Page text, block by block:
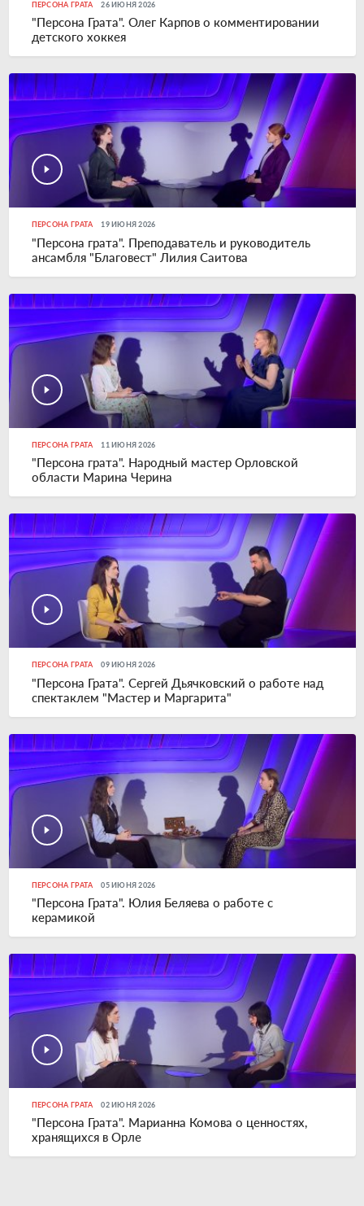
ПЕРСОНА ГРАТА 26 ИЮНЯ 2026
"Персона Грата". Олег Карпов о комментировании
детского хоккея
ПЕРСОНА ГРАТА 19 ИЮНЯ 2026
"Персона грата". Преподаватель и руководитель
ансамбля "Благовест" Лилия Саитова
ПЕРСОНА ГРАТА 11 ИЮНЯ 2026
"Персона грата". Народный мастер Орловской
области Марина Черина
ПЕРСОНА ГРАТА 09 ИЮНЯ 2026
"Персона Грата". Сергей Дьячковский о работе над
спектаклем "Мастер и Маргарита"
ПЕРСОНА ГРАТА 05 ИЮНЯ 2026
"Персона Грата". Юлия Беляева о работе с
керамикой
ПЕРСОНА ГРАТА 02 ИЮНЯ 2026
"Персона Грата". Марианна Комова о ценностях,
хранящихся в Орле